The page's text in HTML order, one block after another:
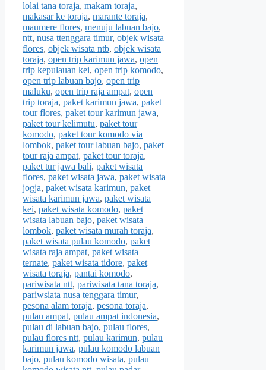
lolai tana toraja, makam toraja,
makasar ke toraja, marante toraja,
maumere flores, menuju labuan bajo,
ntt, nusa ttenggara timur, objek wisata
flores, objek wisata ntb, objek wisata
toraja, open trip karimun jawa, open
trip kepulauan kei, open trip komodo,
open trip labuan bajo, open trip
maluku, open trip raja ampat, open
trip toraja, paket karimun jawa, paket
tour flores, paket tour karimun jawa,
paket tour kelimutu, paket tour
komodo, paket tour komodo via
lombok, paket tour labuan bajo, paket
tour raja ampat, paket tour toraja,
paket tur jawa bali, paket wisata
flores, paket wisata jawa, paket wisata
jogja, paket wisata karimun, paket
wisata karimun jawa, paket wisata
kei, paket wisata komodo, paket
wisata labuan bajo, paket wisata
lombok, paket wisata murah toraja,
paket wisata pulau komodo, paket
wisata raja ampat, paket wisata
ternate, paket wisata tidore, paket
wisata toraja, pantai komodo,
pariwisata ntt, pariwisata tana toraja,
pariwsiata nusa tenggara timur,
pesona alam toraja, pesona toraja,
pulau ampat, pulau ampat indonesia,
pulau di labuan bajo, pulau flores,
pulau flores ntt, pulau karimun, pulau
karimun jawa, pulau komodo labuan
bajo, pulau komodo wisata, pulau